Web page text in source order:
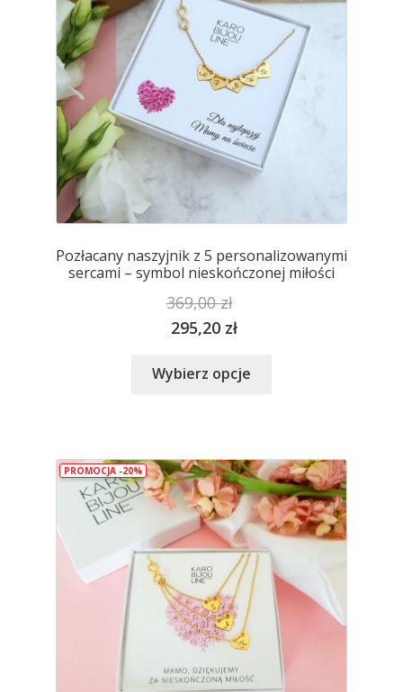
Pozłacany naszyjnik z 5 personalizowanymi
sercami – symbol nieskończonej miłości
369,00zł
295,20 zł
Wybierz opcje
wariantów.
Opcje
można
wybrać
na
stronie
produktu
PROMOCJA -20%